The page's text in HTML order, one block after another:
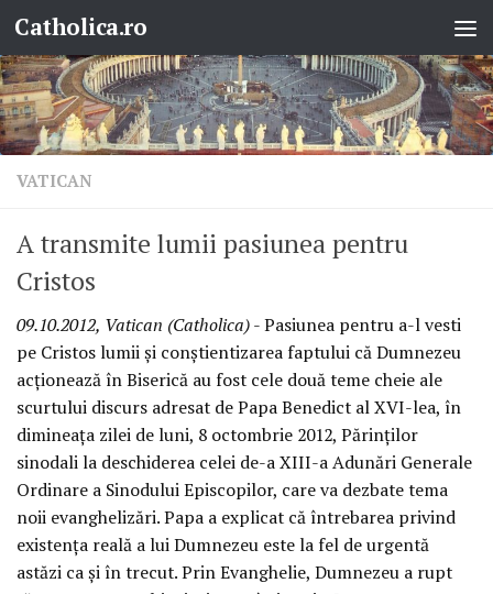
Skip to content
Catholica.ro
VATICAN
A transmite lumii pasiunea pentru
Cristos
09.10.2012, Vatican (Catholica)- Pasiunea pentru a-l vesti
pe Cristos lumii şi conştientizarea faptului că Dumnezeu
acţionează în Biserică au fost cele două teme cheie ale
scurtului discurs adresat de Papa Benedict al XVI-lea, în
dimineaţa zilei de luni, 8 octombrie 2012, Părinţilor
sinodali la deschiderea celei de-a XIII-a Adunări Generale
Ordinare a Sinodului Episcopilor, care va dezbate tema
noii evanghelizări. Papa a explicat că întrebarea privind
existenţa reală a lui Dumnezeu este la fel de urgentă
astăzi ca şi în trecut. Prin Evanghelie, Dumnezeu a rupt